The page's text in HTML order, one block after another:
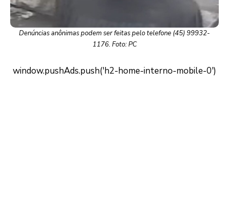
Denúncias anônimas podem ser feitas pelo telefone (45) 99932-
1176. Foto: PC